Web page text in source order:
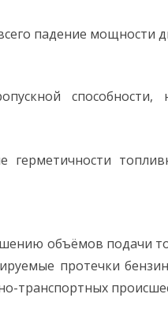
падение мощности
способности,
объёмов подачи
протечки
транспортных